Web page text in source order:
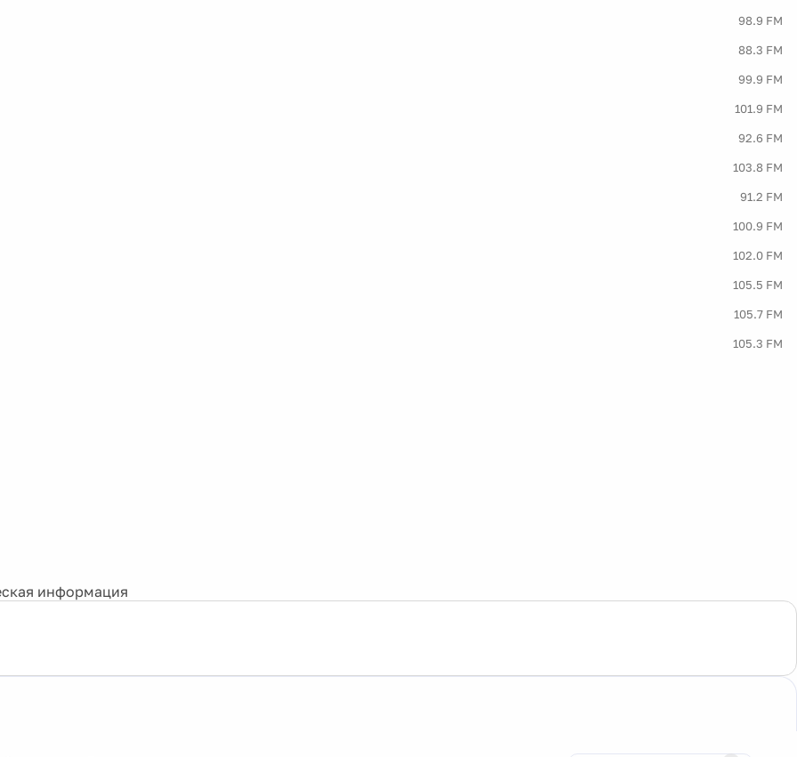
98.9 FM
88.3 FM
99.9 FM
101.9 FM
92.6 FM
103.8 FM
91.2 FM
100.9 FM
102.0 FM
105.5 FM
105.7 FM
105.3 FM
информация